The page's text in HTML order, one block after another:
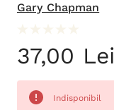
Gary Chapman
37,00 Lei
Indisponibil